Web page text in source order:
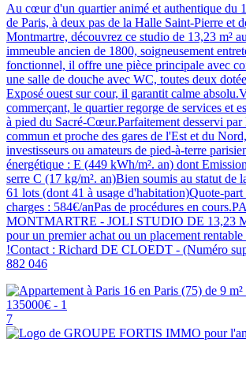
Au cœur d'un quartier animé et authentique du
de Paris, à deux pas de la Halle Saint-Pierre et
Montmartre, découvrez ce studio de 13,23 m²
immeuble ancien de 1800, soigneusement
fonctionnel, il offre une pièce principale avec
une salle de douche avec WC, toutes deux
Exposé ouest sur cour, il garantit calme
commerçant, le quartier regorge de services et
à pied du Sacré-Cœur.Parfaitement desservi par
commun et proche des gares de l'Est et du
investisseurs ou amateurs de pied-à-terre
énergétique : E (449 kWh/m². an) dont
serre C (17 kg/m². an)Bien soumis au statut de
61 lots (dont 41 à usage d'habitation)Quote-part
charges : 584€/anPas de procédures en
MONTMARTRE - JOLI STUDIO DE 13,23
pour un premier achat ou un placement
!Contact : Richard DE CLOEDT - (Numéro
882 046
7